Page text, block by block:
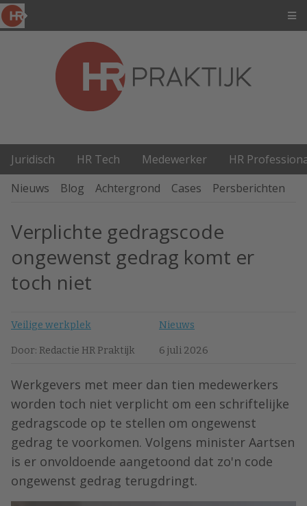
Juridisch HR Tech Medewerker
HR
Nieuws
Blog Achtergrond Cases Persberichten
Verplichte gedragscode
ongewenst gedrag komt er
toch niet
Veilige werkplek Nieuws
Door: Redactie HR Praktijk 6 juli 2026
Werkgevers met meer dan tien medewerkers
worden toch niet verplicht om een schriftelijke
gedragscode op te stellen om ongewenst
gedrag te voorkomen. Volgens minister Aartsen
is er onvoldoende aangetoond dat zo'n code
ongewenst gedrag terugdringt.